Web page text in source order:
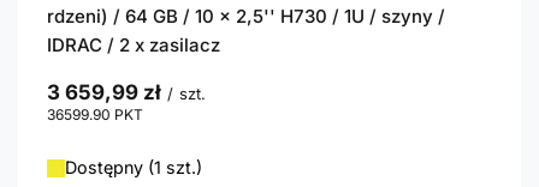
rdzeni) / 64 GB / 10 x 2,5'' H730 / 1U / szyny /
IDRAC / 2 x zasilacz
3 659,99 zł / szt.
36599.90 PKT
Dostępny (1 szt.)